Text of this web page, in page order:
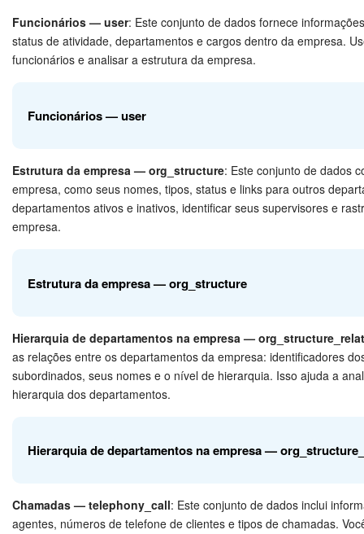
CRM + Loja On-line
Análise CRM
Criador de BI
Automação
Bitrix24.Sites
Gerenciamento do inventário
Empresa
Assinatura eletrônica para RH
Base de conhecimento
Funcionários — user: Este conjunto de dados fornece
status de atividade, departamentos e cargos dentro da empresa.
funcionários e analisar a estrutura da empresa.
Funcionários — user
Campo Descrição
ID Identificador único
ACTIVE
demitido")
NAME
da empresa é mostrada
empresa
, começando
departamento raiz, que é
Estrutura da empresa — org_structure: Este conjunto de dados
empresa, como seus nomes, tipos, status e links para outros
departamentos ativos e inativos, identificar seus supervisores e
empresa.
Estrutura da empresa — org_structure
Campo Descrição
ID ID do departamento na estrutura
ACTIVE
não ("N")
Hierarquia de departamentos na empresa —
as relações entre os departamentos da empresa: identificadores
subordinados, seus nomes e o nível de hierarquia. Isso ajuda a
hierarquia dos departamentos.
Hierarquia de departamentos na empresa —
Chamadas — telephony_call: Este conjunto de dados inclui
agentes, números de telefone de clientes e tipos de chamadas.